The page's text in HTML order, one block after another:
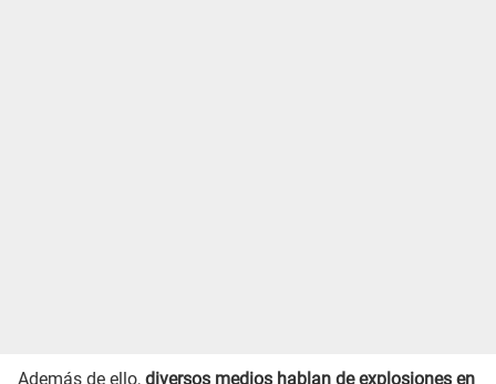
Además de ello, diversos medios hablan de explosiones en